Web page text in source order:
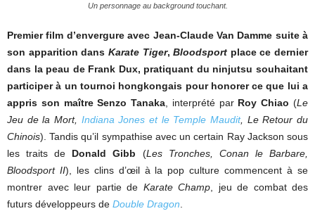
Un personnage au background touchant.
Premier film d’envergure avec Jean-Claude Van Damme suite à
son apparition dans Karate Tiger,Bloodsport place ce dernier
dans la peau de Frank Dux, pratiquant du ninjutsu souhaitant
participer à un tournoi hongkongais pour honorer ce que lui a
appris son maître Senzo Tanaka , interprété par Roy Chiao (Le
Jeu de la Mort, Indiana Jones et le Temple Maudit, Le Retour du
Chinois). Tandis qu’il sympathise avec un certain Ray Jackson sous
les traits de Donald Gibb (Les Tronches, Conan le Barbare,
Bloodsport II), les clins d’œil à la pop culture commencent à se
montrer avec leur partie de Karate Champ , jeu de combat des
futurs développeurs de Double Dragon